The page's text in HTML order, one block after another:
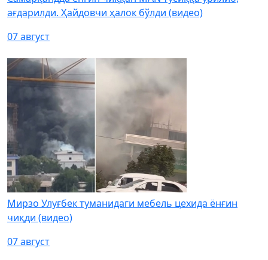
ағдарилди. Ҳайдовчи ҳалок бўлди (видео)
07 август
Мирзо Улуғбек туманидаги мебель цехида ёнғин
чиқди (видео)
07 август